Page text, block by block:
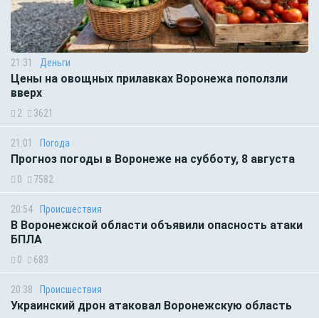
21:31 Деньги
Цены на овощных прилавках Воронежа поползли
вверх
2 3621
21:01 Погода
Прогноз погоды в Воронеже на субботу, 8 августа
0 7582
20:54 Происшествия
В Воронежской области объявили опасность атаки
БПЛА
0 683
20:38 Происшествия
Украинский дрон атаковал Воронежскую область